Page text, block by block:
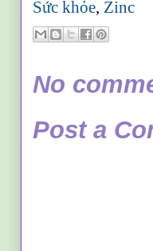
Sức khỏe, Zinc
No
Post a